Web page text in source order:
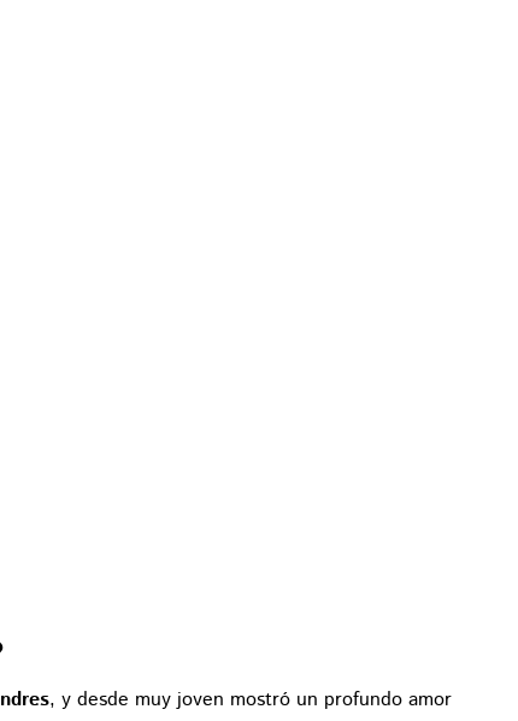
, y desde muy joven mostró un profundo amor